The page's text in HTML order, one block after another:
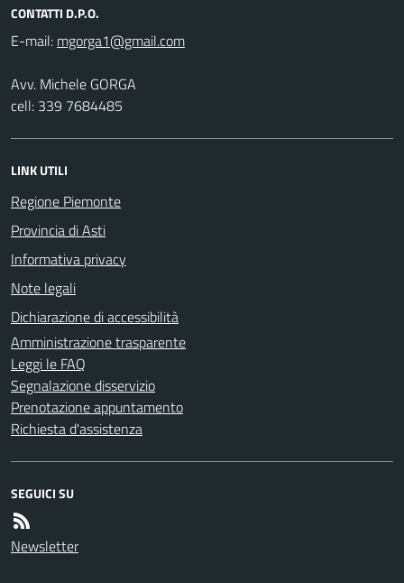
CONTATTI D.P.O.
E-mail:
Avv. Michele GORGA
cell: 339 7684485
LINK UTILI
Regione Piemonte
Provincia di Asti
Informativa privacy
Note legali
Dichiarazione di accessibilità
Amministrazione trasparente
Leggi le FAQ
Segnalazione disservizio
Prenotazione appuntamento
Richiesta d'assistenza
SEGUICI SU
Newsletter